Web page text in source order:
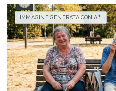
IMMAGINE GENERATA CON AI